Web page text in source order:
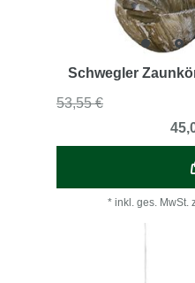
Schwegler
53,55 €
* inkl. ges. MwSt.